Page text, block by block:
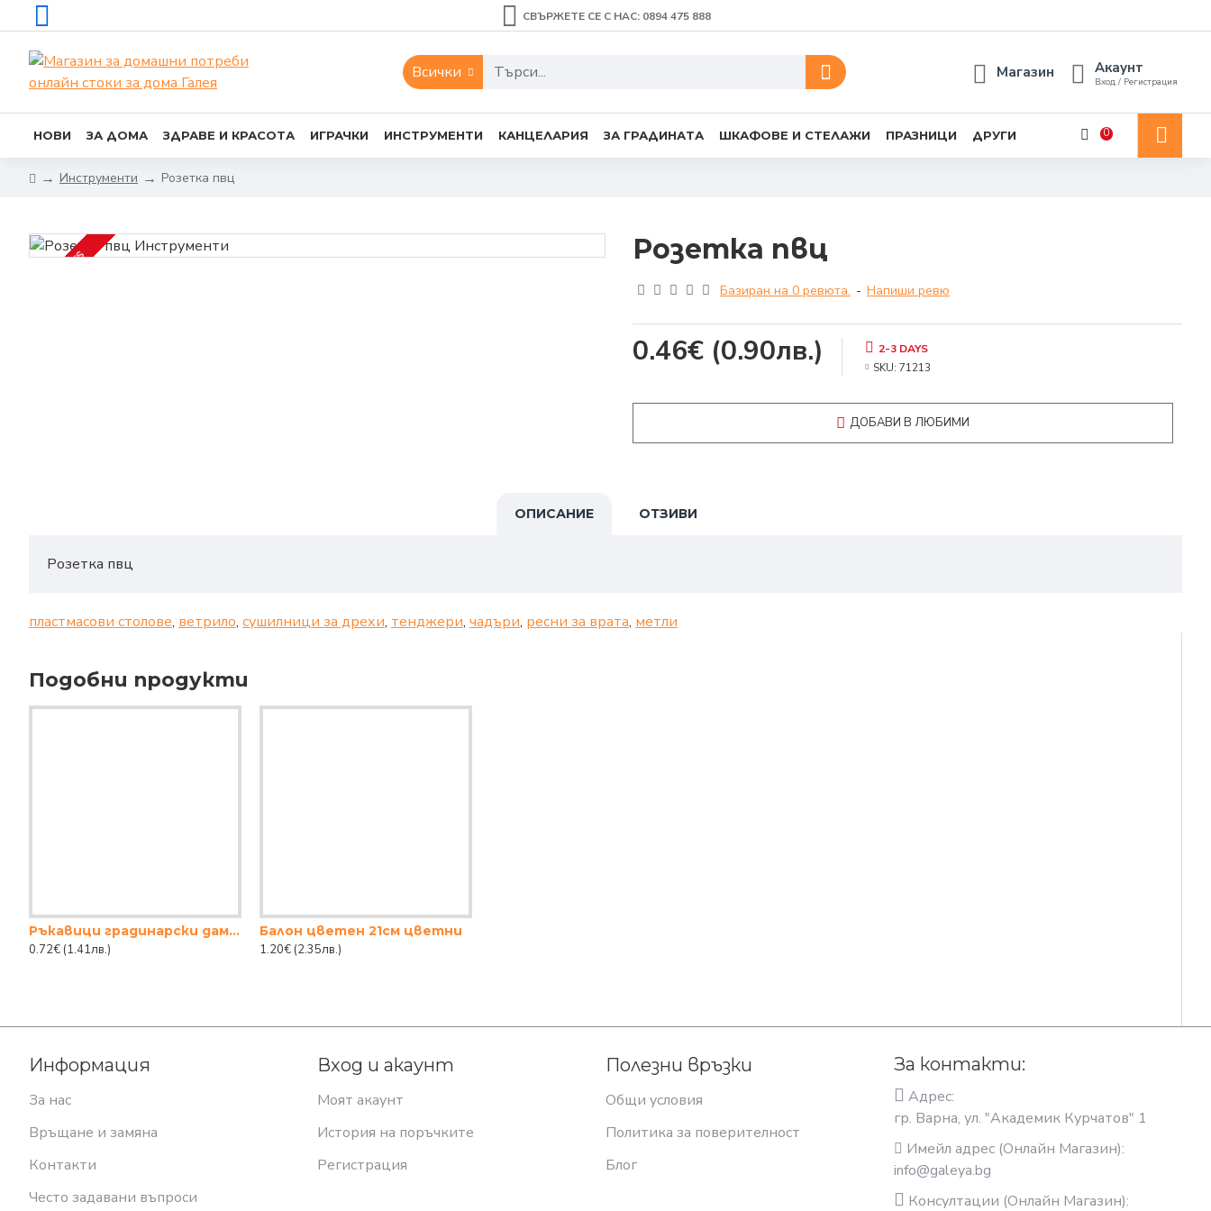
СВЪРЖЕТЕ СЕ С НАС: 0894 475 888
Всички Магазин Акаунт
Вход / Регистрация
НОВИ ЗА ДОМА ЗДРАВЕ И КРАСОТА ИГРАЧКИ ИНСТРУМЕНТИ КАНЦЕЛАРИЯ ЗА ГРАДИНАТА ШКАФОВЕ И СТЕЛАЖИ ПРАЗНИЦИ ДРУГИ 0
Инструменти Розетка пвц
2-3 DAYS Розетка пвц
Базиран на 0 ревюта. - Напиши ревю
0.46€ (0.90лв.)
2-3 DAYS
SKU: 71213
ДОБАВИ В ЛЮБИМИ
ОПИСАНИЕ ОТЗИВИ
Розетка пвц
пластмасови столове, ветрило, сушилници за дрехи, тенджери, чадъри, ресни за врата, метли
Подобни продукти
Ръкавици градинарски дам.цветя
0.72€ (1.41лв.)
Балон цветен 21см цветни
1.20€ (2.35лв.)
Информация
За нас
Връщане и замяна
Контакти
Често задавани въпроси
Вход и акаунт
Моят акаунт
История на поръчките
Регистрация
Полезни връзки
Общи условия
Политика за поверителност
Блог
За контакти:
Адрес:
гр. Варна, ул. "Академик Курчатов" 1
Имейл адрес (Онлайн Магазин):
info@galeya.bg
Консултации (Онлайн Магазин):